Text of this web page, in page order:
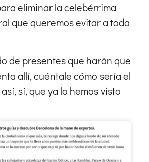
eliminar la celebérrima
que queremos evitar a toda
de presentes que harán que
allí, cuéntale cómo sería el
sí, que ya lo hemos visto